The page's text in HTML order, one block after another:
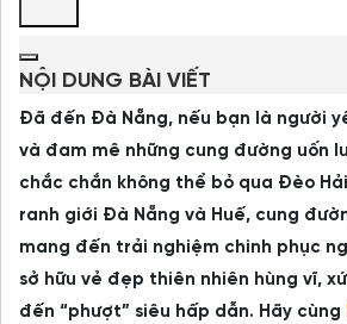
NỘI DUNG BÀI VIẾT
Đã đến Đà Nẵng, nếu bạn là người
và đam mê những cung đường uốn
chắc chắn không thể bỏ qua Đèo
ranh giới Đà Nẵng và Huế, cung
mang đến trải nghiệm chinh phục
sở hữu vẻ đẹp thiên nhiên hùng vĩ,
đến “phượt” siêu hấp dẫn. Hãy cùng